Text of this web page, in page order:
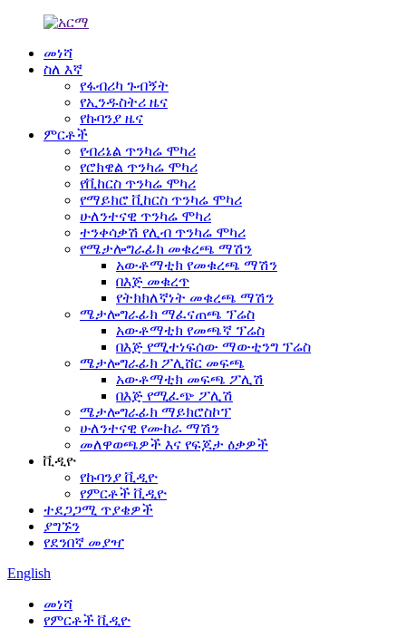
መነሻ
ስለ እኛ
የፋብሪካ ጉብኝት
የኢንዱስትሪ ዜና
የኩባንያ ዜና
ምርቶች
የብሪኔል ጥንካሬ ሞካሪ
የሮክዌል ጥንካሬ ሞካሪ
የቪከርስ ጥንካሬ ሞካሪ
የማይክሮ ቪከርስ ጥንካሬ ሞካሪ
ሁለንተናዊ ጥንካሬ ሞካሪ
ተንቀሳቃሽ የሊብ ጥንካሬ ሞካሪ
የሜታሎግራፊክ መቁረጫ ማሽን
አውቶማቲክ የመቁረጫ ማሽን
በእጅ መቁረጥ
የትክክለኛነት መቁረጫ ማሽን
ሜታሎግራፊክ ማፈናጠጫ ፕሬስ
አውቶማቲክ የመጫኛ ፕሬስ
በእጅ የሚተነፍሰው ማውቲንግ ፕሬስ
ሜታሎግራፊክ ፖሊሸር መፍጫ
አውቶማቲክ መፍጫ ፖሊሽ
በእጅ የሚፈጭ ፖሊሽ
ሜታሎግራፊክ ማይክሮስኮፕ
ሁለንተናዊ የሙከራ ማሽን
መለዋወጫዎች እና የፍጆታ ዕቃዎች
ቪዲዮ
የኩባንያ ቪዲዮ
የምርቶች ቪዲዮ
ተደጋጋሚ ጥያቄዎች
ያግኙን
የደንበኛ መያዣ
English
መነሻ
የምርቶች ቪዲዮ